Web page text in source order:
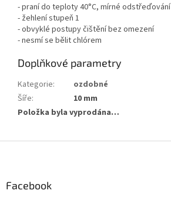
- praní do teploty 40°C, mírné odstřeďování
- žehlení stupeň 1
- obvyklé postupy čištění bez omezení
- nesmí se bělit chlórem
Doplňkové parametry
Kategorie:
ozdobné
Šíře:
10 mm
Položka byla vyprodána…
Facebook